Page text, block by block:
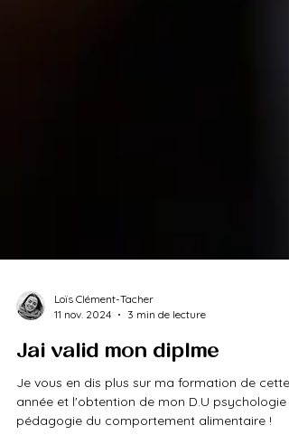
11 nov. 2024
3 min de lecture
J'ai validé mon diplôme !